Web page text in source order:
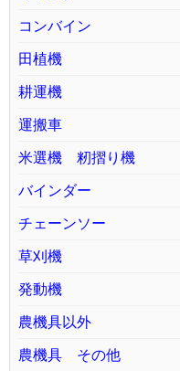
コンバイン
田植機
耕運機
運搬車
米選機 籾摺り機
バインダー
チェーンソー
草刈機
発動機
農機具以外
農機具 その他